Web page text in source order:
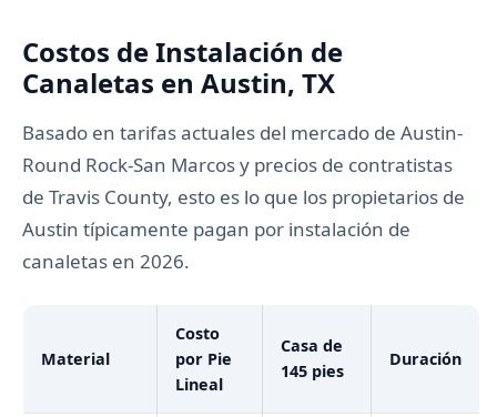
Costos de Instalación de
Canaletas en Austin, TX
Basado en tarifas actuales del mercado de Austin-
Round Rock-San Marcos y precios de contratistas
de Travis County, esto es lo que los propietarios de
Austin típicamente pagan por instalación de
canaletas en 2026.
Material
Costo
por Pie
Lineal
Casa de
145 pies
Duración